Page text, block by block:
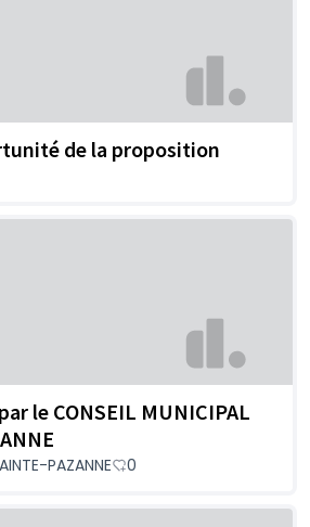
de la proposition
le CONSEIL MUNICIPAL
PAZANNE 0